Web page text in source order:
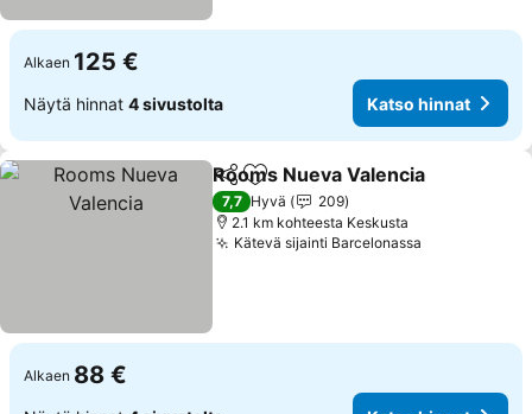
Alkaen 125 €
Näytä hinnat 4 sivustolta Katso hinnat
Jaa Lisää suosikkeihin
Rooms Nueva Valencia
7,7 Hyvä
209
2.1 km kohteesta Keskusta
Kätevä sijainti Barcelonassa
Alkaen 88 €